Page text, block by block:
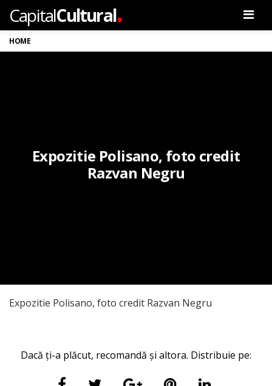
CapitalCultural
HOME
Expozitie Polisano, foto credit
Razvan Negru
Expozitie Polisano, foto credit Razvan Negru
Dacă ți-a plăcut, recomandă și altora. Distribuie pe: